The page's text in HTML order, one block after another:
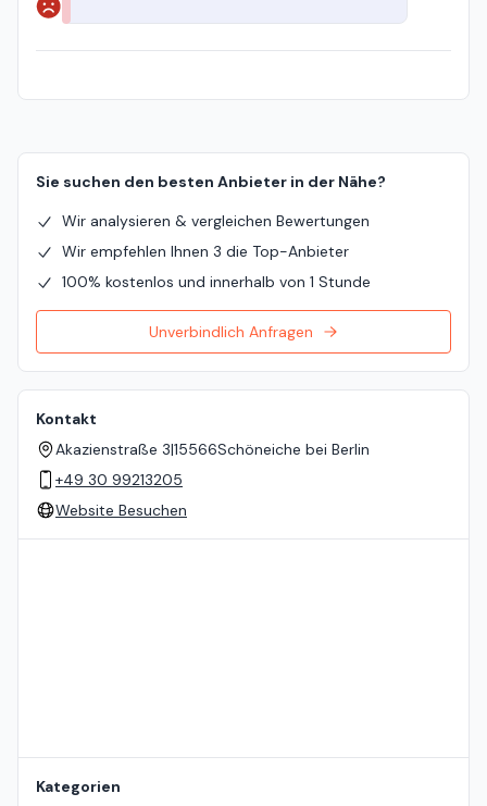
Negativ
Sie suchen den besten Anbieter in der Nähe?
Wir analysieren & vergleichen Bewertungen
Wir empfehlen Ihnen 3 die Top-Anbieter
100% kostenlos und innerhalb von 1 Stunde
Unverbindlich Anfragen
Kontakt
Akazienstraße 3|15566Schöneiche bei Berlin
+49 30 99213205
Website Besuchen
Kategorien